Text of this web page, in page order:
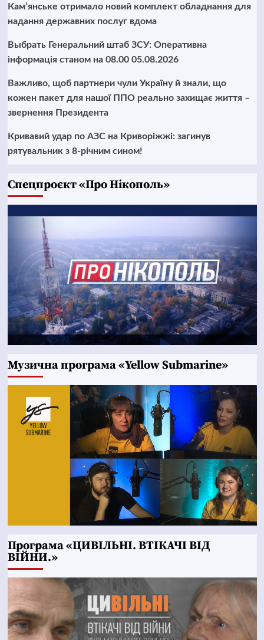
Кам’янське отримало новий комплект обладнання для
надання державних послуг вдома
Выбрать Генеральний штаб ЗСУ: Оперативна
інформація станом на 08.00 05.08.2026
Важливо, щоб партнери чули Україну й знали, що
кожен пакет для нашої ППО реально захищає життя –
звернення Президента
Кривавий удар по АЗС на Криворіжжі: загинув
рятувальник з 8-річним сином!
Cпецпроєкт «Про Нікополь»
Музична програма «Yellow Submarine»
Програма «ЦИВІЛЬНІ. ВТІКАЧІ ВІД
ВІЙНИ.»